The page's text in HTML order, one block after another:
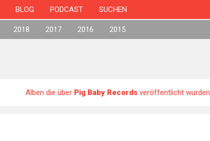
BLOG PODCAST SUCHEN
2018 2017 2016 2015
Alben die über Pig Baby Recordsveröffentlicht wurden